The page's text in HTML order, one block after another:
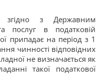
згідно з Державним
послуг в податковій
припадає на період з 1
чинності відповідних
не визначається як
такої податкової